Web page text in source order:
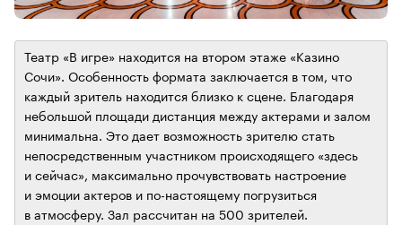
Театр «В игре» находится на втором этаже «Казино
Сочи». Особенность формата заключается в том, что
каждый зритель находится близко к сцене. Благодаря
небольшой площади дистанция между актерами и залом
минимальна. Это дает возможность зрителю стать
непосредственным участником происходящего «здесь
и сейчас», максимально прочувствовать настроение
и эмоции актеров и по-настоящему погрузиться
в атмосферу. Зал рассчитан на 500 зрителей.